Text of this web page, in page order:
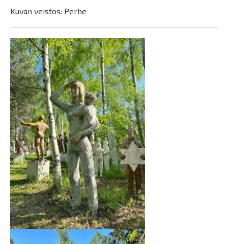
Kuvan veistos: Perhe